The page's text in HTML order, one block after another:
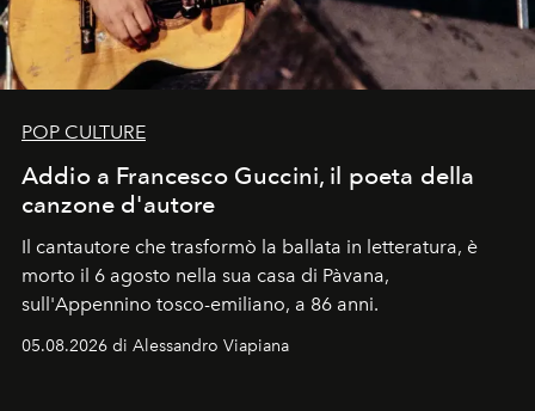
POP CULTURE
Addio a Francesco Guccini, il poeta della
canzone d'autore
Il cantautore che trasformò la ballata in letteratura, è
morto il 6 agosto nella sua casa di Pàvana,
sull'Appennino tosco-emiliano, a 86 anni.
05.08.2026 di Alessandro Viapiana